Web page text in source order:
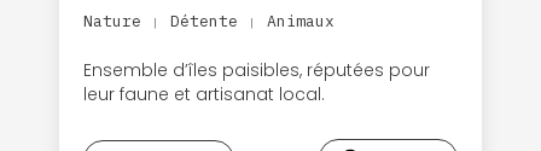
Nature | Détente | Animaux
Ensemble d’îles paisibles, réputées pour
leur faune et artisanat local.